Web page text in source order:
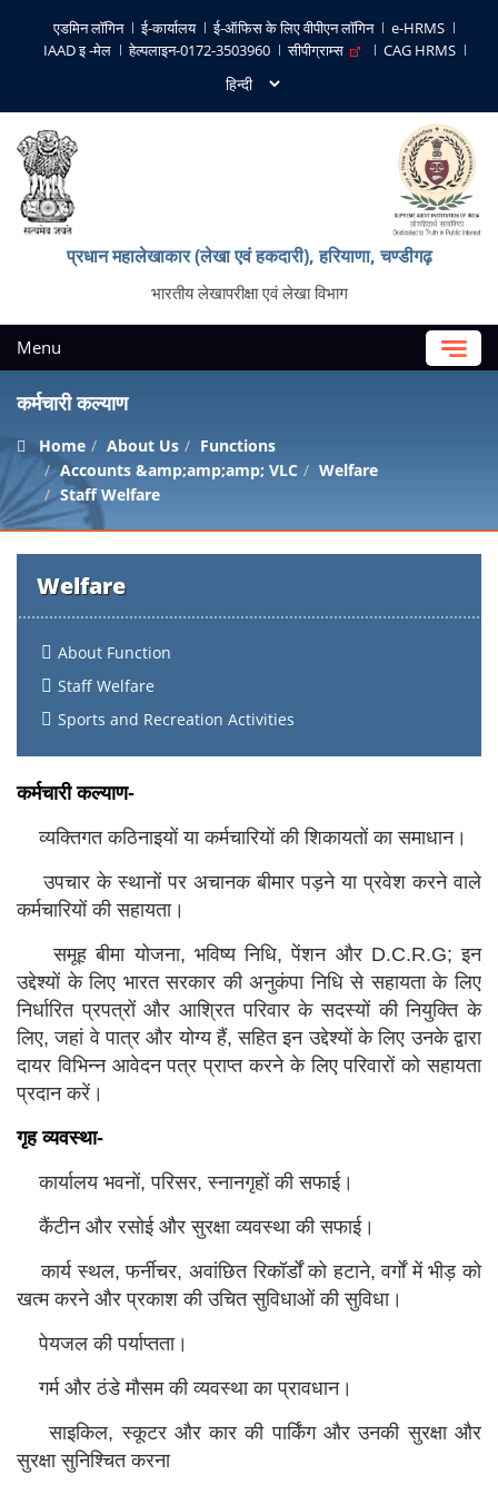
एडमिन लॉगिन ई-कार्यालय ई-ऑफिस के लिए वीपीएन लॉगिन
e-HRMS
IAAD इ -मेल
हेल्पलाइन-0172-3503960 सीपीग्राम्स CAG HRMS
प्रधान महालेखाकार (लेखा एवं हकदारी), हरियाणा, चण्‍डीगढ़
भारतीय लेखापरीक्षा एवं लेखा विभाग
Menu
कर्मचारी कल्याण
Home About Us
Functions
Accounts &amp;amp;amp; VLC
Welfare
Staff Welfare
Welfare
About Function
Staff Welfare
Sports and Recreation Activities
कर्मचारी कल्याण-
व्यक्तिगत कठिनाइयों या कर्मचारियों की शिकायतों का समाधान।
उपचार के स्थानों पर अचानक बीमार पड़ने या प्रवेश करने वाले
कर्मचारियों की सहायता।
समूह बीमा योजना, भविष्य निधि, पेंशन और D.C.R.G; इन
उद्देश्यों के लिए भारत सरकार की अनुकंपा निधि से सहायता के लिए
निर्धारित प्रपत्रों और आश्रित परिवार के सदस्यों की नियुक्ति के
लिए, जहां वे पात्र और योग्य हैं, सहित इन उद्देश्यों के लिए उनके द्वारा
दायर विभिन्न आवेदन पत्र प्राप्त करने के लिए परिवारों को सहायता
प्रदान करें।
गृह व्यवस्था-
कार्यालय भवनों, परिसर, स्नानगृहों की सफाई।
कैंटीन और रसोई और सुरक्षा व्यवस्था की सफाई।
कार्य स्थल, फर्नीचर, अवांछित रिकॉर्डों को हटाने, वर्गों में भीड़ को
खत्म करने और प्रकाश की उचित सुविधाओं की सुविधा।
पेयजल की पर्याप्तता।
गर्म और ठंडे मौसम की व्यवस्था का प्रावधान।
साइकिल, स्कूटर और कार की पार्किंग और उनकी सुरक्षा और
सुरक्षा सुनिश्चित करना